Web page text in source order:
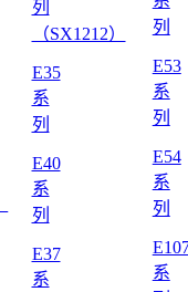
列
（SX1212）
E35
系
列
E40
系
列
E37
系
列
E53
系
列
E54
系
列
系